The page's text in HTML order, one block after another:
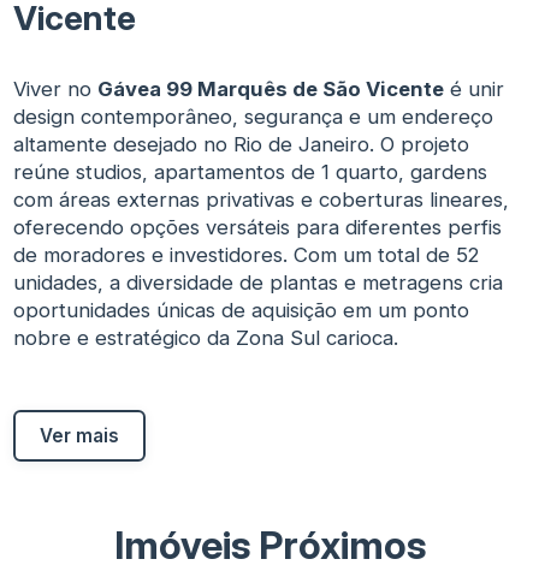
Vicente
Viver no Gávea 99 Marquês de São Vicente é unir
design contemporâneo, segurança e um endereço
altamente desejado no Rio de Janeiro. O projeto
reúne studios, apartamentos de 1 quarto, gardens
com áreas externas privativas e coberturas lineares,
oferecendo opções versáteis para diferentes perfis
de moradores e investidores. Com um total de 52
unidades, a diversidade de plantas e metragens cria
oportunidades únicas de aquisição em um ponto
nobre e estratégico da Zona Sul carioca.
Ver mais
Imóveis Próximos